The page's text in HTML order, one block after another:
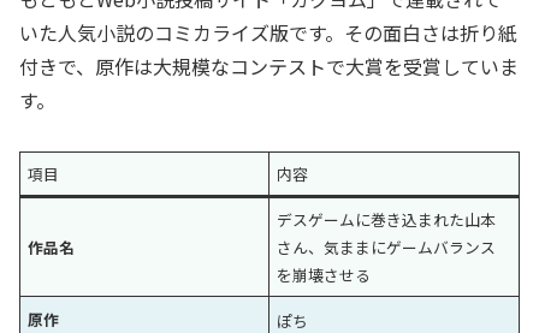
いた人気小説のコミカライズ版です。その面白さは折り紙
付きで、原作は大規模なコンテストで大賞を受賞していま
す。
項目 内容
作品名
デスゲームに巻き込まれた山本
さん、気ままにゲームバランス
を崩壊させる
原作
ぽち